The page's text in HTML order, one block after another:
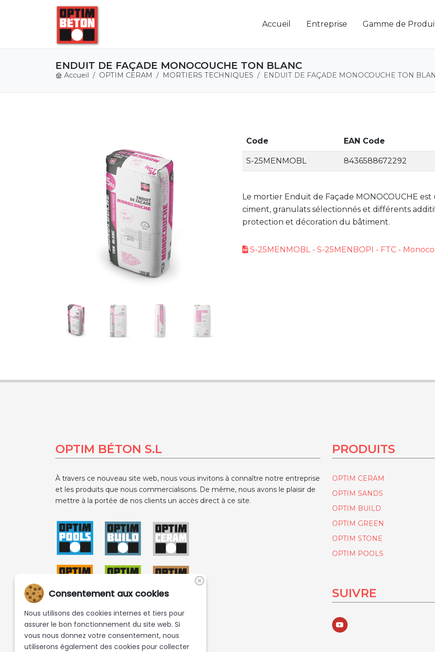
Accueil Entreprise Gamme de
ENDUIT DE FAÇADE MONOCOUCHE TON BLANC
Accueil OPTIM CERAM MORTIERS TECHNIQUES ENDUIT DE FAÇADE MONOCOUCHE TON
Code EAN Code
S-25MENMOBL 8436588672292
Le mortier Enduit de Façade MONOCOUCHE
ciment, granulats sélectionnés et différents
protection et décoration du bâtiment.
S-25MENMOBL - S-25MENBOPI - FTC -
OPTIM BÉTON S.L
À travers ce nouveau site web, nous vous invitons à connaître notre entreprise
et les produits que nous commercialisons. De même, nous avons le plaisir de
mettre à la portée de nos clients un accès direct à ce site.
PRODUITS
OPTIM CERAM
OPTIM SANDS
OPTIM BUILD
OPTIM GREEN
OPTIM STONE
OPTIM POOLS
SUIVRE
Consentement aux cookies
Nous utilisons des cookies internes et tiers pour
assurer le bon fonctionnement du site web. Si
vous nous donnez votre consentement, nous
utiliserons également des cookies pour collecter